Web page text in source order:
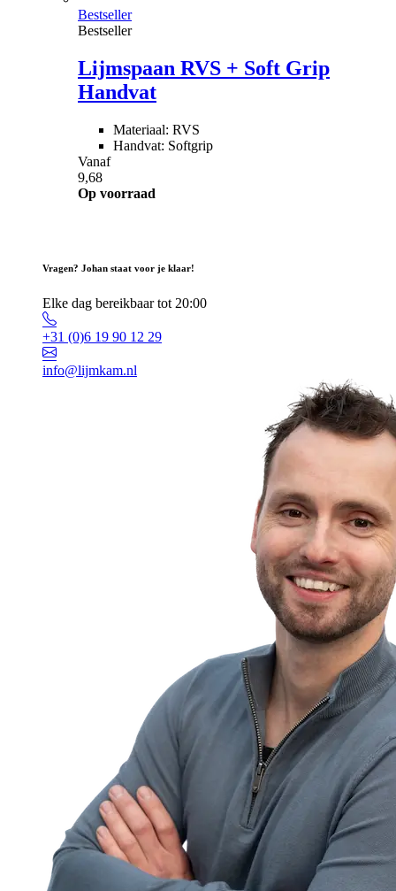
Bestseller
Bestseller
Lijmspaan RVS + Soft Grip
Handvat
Materiaal: RVS
Handvat: Softgrip
Vanaf
9,68
Op voorraad
Vragen? Johan staat voor je klaar!
Elke dag bereikbaar tot 20:00
+31 (0)6 19 90 12 29
info@lijmkam.nl